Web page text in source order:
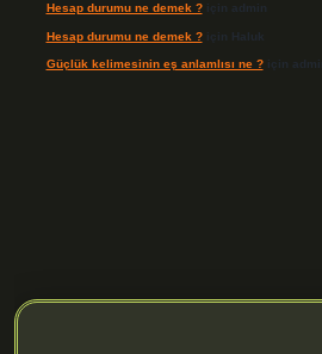
Hesap durumu ne demek ?için admin
Hesap durumu ne demek ?için Haluk
Güçlük kelimesinin eş anlamlısı ne ?için